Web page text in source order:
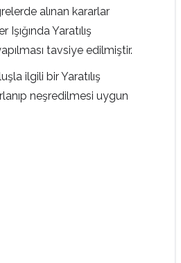
alınan kararlar
Yaratılış
tavsiye edilmiştir.
ilgili bir Yaratılış
neşredilmesi uygun